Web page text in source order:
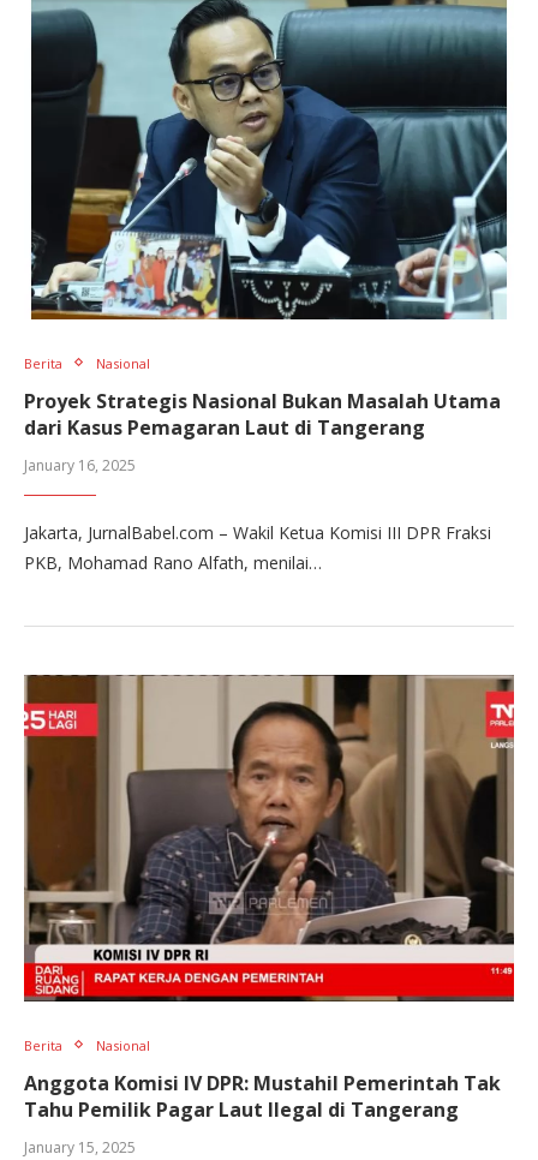
Berita Nasional
Proyek Strategis Nasional Bukan Masalah Utama
dari Kasus Pemagaran Laut di Tangerang
January 16, 2025
Jakarta, JurnalBabel.com – Wakil Ketua Komisi III DPR Fraksi
PKB, Mohamad Rano Alfath, menilai…
Berita Nasional
Anggota Komisi IV DPR: Mustahil Pemerintah Tak
Tahu Pemilik Pagar Laut Ilegal di Tangerang
January 15, 2025